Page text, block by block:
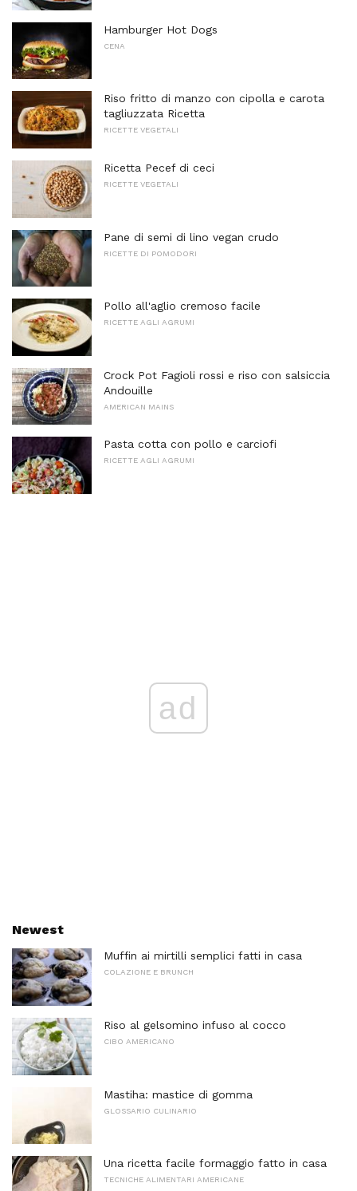
Hamburger Hot Dogs
CENA
Riso fritto di manzo con cipolla e carota
tagliuzzata Ricetta
RICETTE VEGETALI
Ricetta Pecef di ceci
RICETTE VEGETALI
Pane di semi di lino vegan crudo
RICETTE DI POMODORI
Pollo all'aglio cremoso facile
RICETTE AGLI AGRUMI
Crock Pot Fagioli rossi e riso con salsiccia
Andouille
AMERICAN MAINS
Pasta cotta con pollo e carciofi
RICETTE AGLI AGRUMI
ad
Newest
Muffin ai mirtilli semplici fatti in casa
COLAZIONE E BRUNCH
Riso al gelsomino infuso al cocco
CIBO AMERICANO
Mastiha: mastice di gomma
GLOSSARIO CULINARIO
Una ricetta facile formaggio fatto in casa
TECNICHE ALIMENTARI AMERICANE